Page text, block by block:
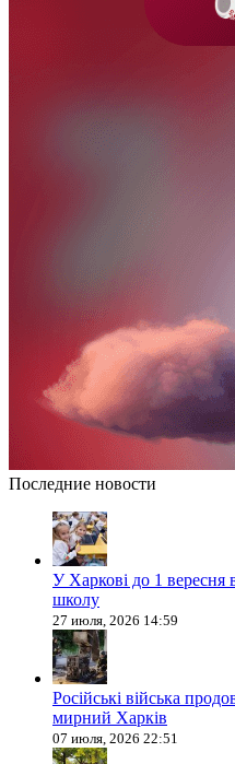
Последние новости
У Харкові до 1 вересня
школу
27 июля, 2026 14:59
Російські війська
мирний Харків
07 июля, 2026 22:51